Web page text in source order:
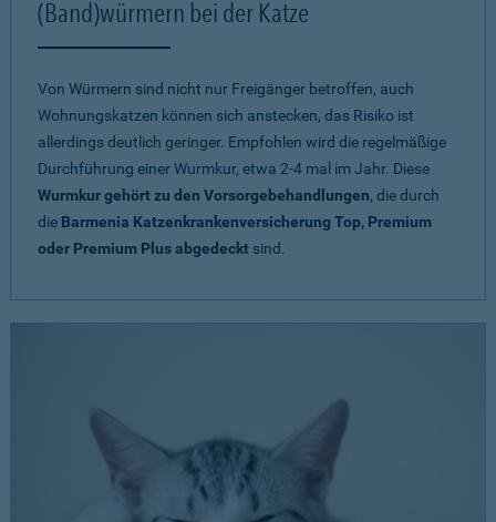
(Band)würmern bei der Katze
Von Würmern sind nicht nur Freigänger betroffen, auch
Wohnungskatzen können sich anstecken, das Risiko ist
allerdings deutlich geringer. Empfohlen wird die regelmäßige
Durchführung einer Wurmkur, etwa 2-4 mal im Jahr. Diese
Wurmkur gehört zu den Vorsorgebehandlungen, die durch
die Barmenia Katzenkrankenversicherung Top, Premium
oder Premium Plus abgedeckt sind.